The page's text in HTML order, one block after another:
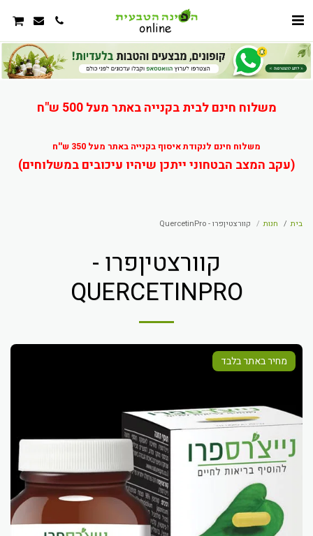
משלוח חינם לבית בקנייה באתר מעל 500 ש"ח
משלוח חינם לנקודת איסוף בקנייה באתר מעל 350 ש''ח
(עקב המצב הבטחוני ייתכן שיהיו עיכובים במשלוחים)
בית חנות קוורצטיןפרו - QuercetinPro
קוורצטיןפרו -
QUERCETINPRO
מחיר באתר בלבד